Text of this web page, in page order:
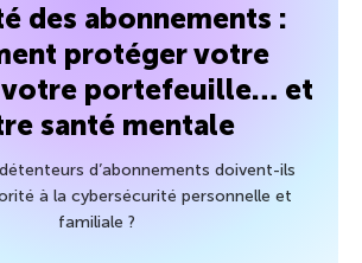
des abonnements :
protéger votre
portefeuille… et
santé mentale
d’abonnements doivent-ils
à la cybersécurité personnelle et
familiale ?